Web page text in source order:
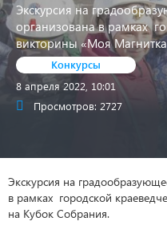
Экскурсия на
организована в рамках
викторины «Моя
Конкурсы
8 апреля 2022, 10:01
Просмотров: 2727
Экскурсия на
в рамках городской
на Кубок Собрания.